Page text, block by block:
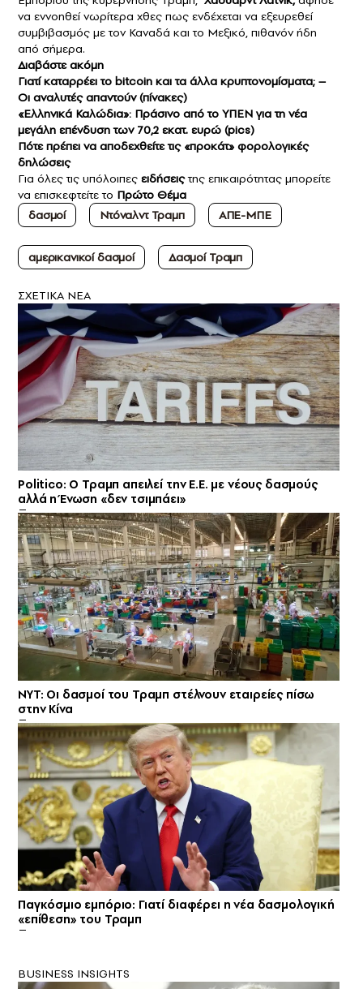
να εννοηθεί νωρίτερα χθες πως ενδέχεται να εξευρεθεί
συμβιβασμός με τον Καναδά και το Μεξικό, πιθανόν ήδη
από σήμερα.
Διαβάστε ακόμη
Γιατί καταρρέει το bitcoin και τα άλλα κρυπτονομίσματα; –
Οι αναλυτές απαντούν (πίνακες)
«Ελληνικά Καλώδια»: Πράσινο από το ΥΠΕΝ για τη νέα
μεγάλη επένδυση των 70,2 εκατ. ευρώ (pics)
Πότε πρέπει να αποδεχθείτε τις «προκάτ» φορολογικές
δηλώσεις
Για όλες τις υπόλοιπες ειδήσεις της επικαιρότητας μπορείτε
να επισκεφτείτε το Πρώτο Θέμα
δασμοί
Ντόναλντ Τραμπ ΑΠΕ-ΜΠΕ
αμερικανικοί δασμοί Δασμοί Τραμπ
ΣXETIKA NEA
Politico: Ο Τραμπ απειλεί την Ε.Ε. με νέους δασμούς
αλλά η Ένωση «δεν τσιμπάει»
NYT: Οι δασμοί του Τραμπ στέλνουν εταιρείες πίσω
στην Κίνα
Παγκόσμιο εμπόριο: Γιατί διαφέρει η νέα δασμολογική
«επίθεση» του Τραμπ
BUSINESS INSIGHTS